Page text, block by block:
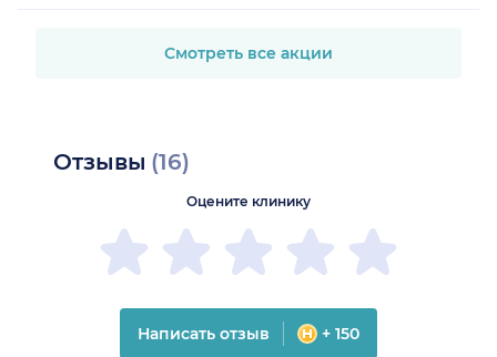
Смотреть все акции
Отзывы (16)
Оцените клинику
Написать отзыв + 150